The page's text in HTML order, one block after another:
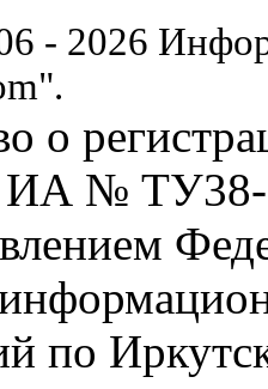
- 2026
о
№ ТУ38-
по